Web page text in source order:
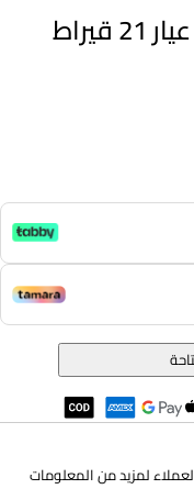
أسورة بسلسلة ذهب حلقات عيار 21 قيراط
لمزيد من المعلومات